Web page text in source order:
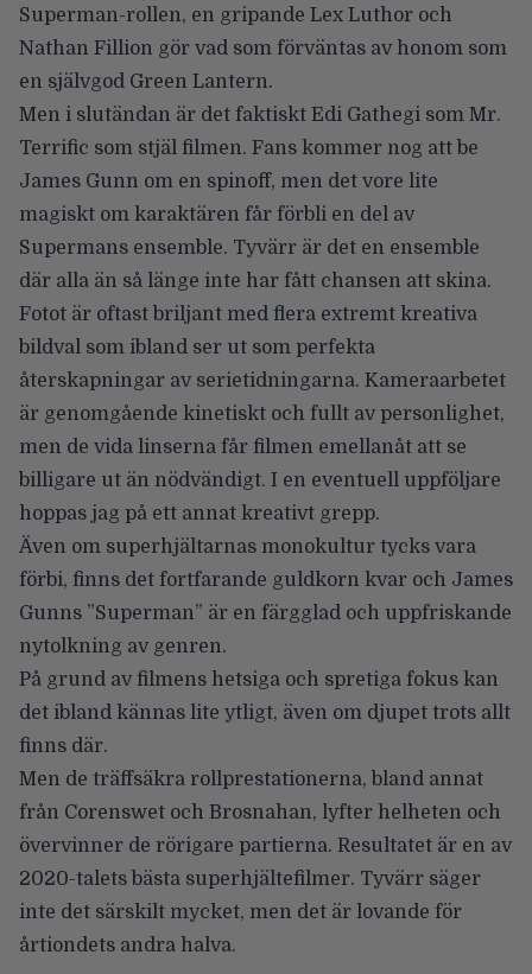
Superman-rollen, en gripande Lex Luthor och
Nathan Fillion gör vad som förväntas av honom som
en självgod Green Lantern.
Men i slutändan är det faktiskt Edi Gathegi som Mr.
Terrific som stjäl filmen. Fans kommer nog att be
James Gunn om en spinoff, men det vore lite
magiskt om karaktären får förbli en del av
Supermans ensemble. Tyvärr är det en ensemble
där alla än så länge inte har fått chansen att skina.
Fotot är oftast briljant med flera extremt kreativa
bildval som ibland ser ut som perfekta
återskapningar av serietidningarna. Kameraarbetet
är genomgående kinetiskt och fullt av personlighet,
men de vida linserna får filmen emellanåt att se
billigare ut än nödvändigt. I en eventuell uppföljare
hoppas jag på ett annat kreativt grepp.
Även om superhjältarnas monokultur tycks vara
förbi, finns det fortfarande guldkorn kvar och James
Gunns ”Superman” är en färgglad och uppfriskande
nytolkning av genren.
På grund av filmens hetsiga och spretiga fokus kan
det ibland kännas lite ytligt, även om djupet trots allt
finns där.
Men de träffsäkra rollprestationerna, bland annat
från Corenswet och Brosnahan, lyfter helheten och
övervinner de rörigare partierna. Resultatet är en av
2020-talets bästa superhjältefilmer. Tyvärr säger
inte det särskilt mycket, men det är lovande för
årtiondets andra halva.